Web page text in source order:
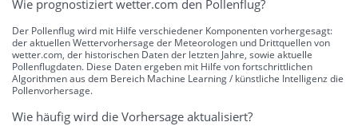
Wie prognostiziert wetter.com den Pollenflug?
Der Pollenflug wird mit Hilfe verschiedener Komponenten vorhergesagt:
der aktuellen Wettervorhersage der Meteorologen und Drittquellen von
wetter.com, der historischen Daten der letzten Jahre, sowie aktuelle
Pollenflugdaten. Diese Daten ergeben mit Hilfe von fortschrittlichen
Algorithmen aus dem Bereich Machine Learning / künstliche Intelligenz die
Pollenvorhersage.
Wie häufig wird die Vorhersage aktualisiert?